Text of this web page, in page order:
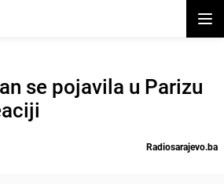
se pojavila u Parizu
Radiosarajevo.ba